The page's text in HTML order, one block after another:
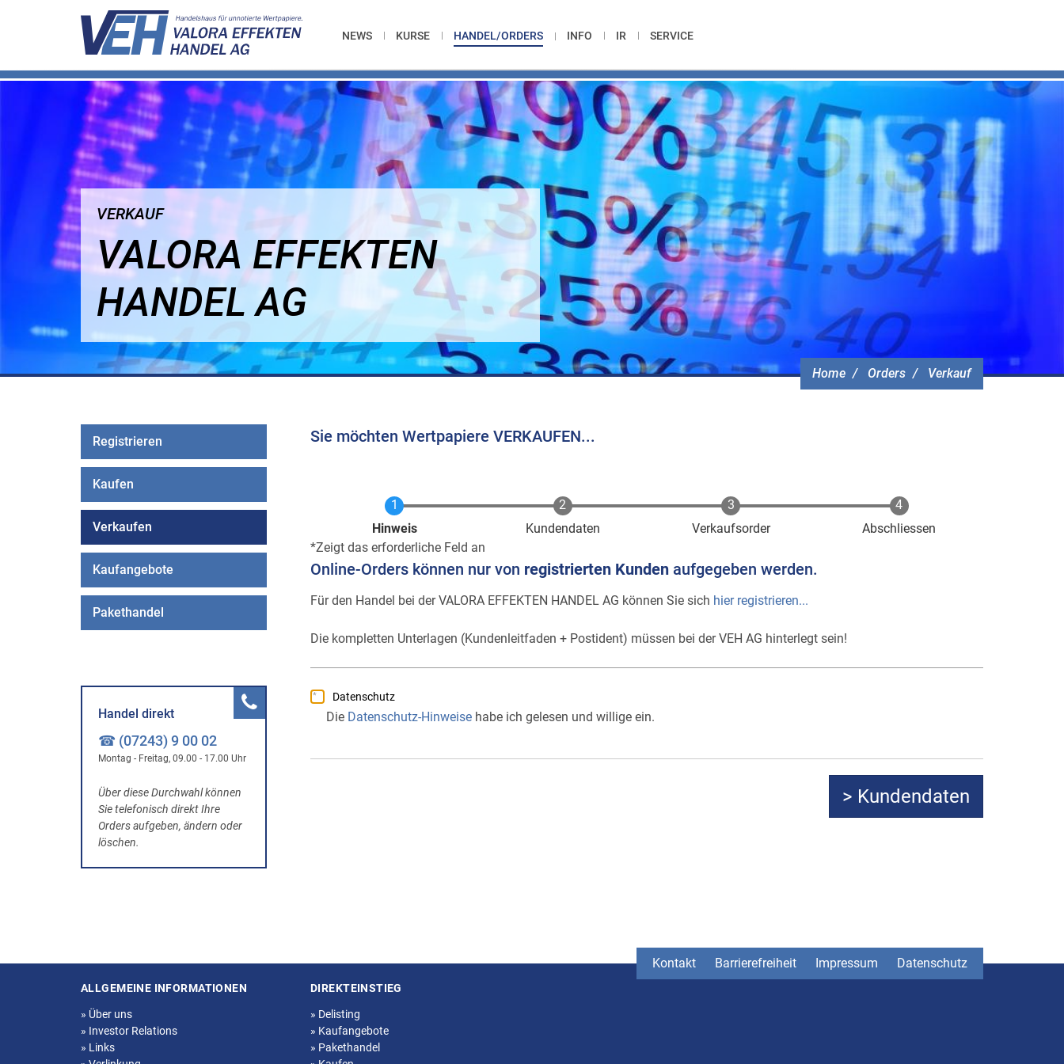
NEWS KURSE HANDEL/ORDERS INFO IR SERVICE
Home Orders Verkauf
VERKAUF
VALORA EFFEKTEN
HANDEL AG
Sie möchten Wertpapiere VERKAUFEN...
Aktuell
Hinweis Kundendaten Verkaufsorder
Abschliessen
Zeigt das erforderliche Feld an
Online-Orders können nur von registrierten Kunden aufgegeben werden.
Für den Handel bei der VALORA EFFEKTEN HANDEL AG können Sie sich hier registrieren...
Die kompletten Unterlagen (Kundenleitfaden + Postident) müssen bei der VEH AG hinterlegt sein!
Datenschutz
Die Datenschutz-Hinweise habe ich gelesen und willige ein.
Registrieren
Kaufen
Verkaufen
Kaufangebote
Pakethandel
Handel direkt
☎ (07243) 9 00 02
Montag - Freitag, 09.00 - 17.00 Uhr
Über diese Durchwahl können
Sie telefonisch direkt Ihre
Orders aufgeben, ändern oder
löschen.
Kontakt Barrierefreiheit Impressum Datenschutz
Seitenstruktur
ALLGEMEINE INFORMATIONEN
» Über uns
» Investor Relations
» Links
DIREKTEINSTIEG
» Delisting
» Kaufangebote
» Pakethandel